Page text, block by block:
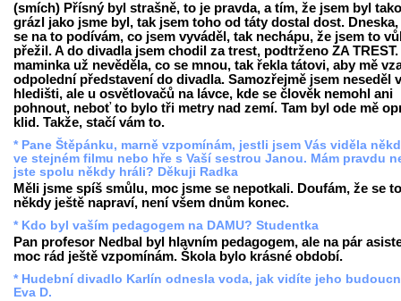
(smích) Přísný byl strašně, to je pravda, a tím, že jsem byl
grázl jako jsme byl, tak jsem toho od táty dostal dost.
se na to podívám, co jsem vyváděl, tak nechápu, že jsem to
přežil. A do divadla jsem chodil za trest, podtrženo ZA
maminka už nevěděla, co se mnou, tak řekla tátovi, aby mě
odpolední představení do divadla. Samozřejmě jsem neseděl v
hledišti, ale u osvětlovačů na lávce, kde se člověk nemohl ani
pohnout, neboť to bylo tři metry nad zemí. Tam byl ode mě
klid. Takže, stačí vám to.
* Pane Štěpánku, marně vzpomínám, jestli jsem Vás viděla
ve stejném filmu nebo hře s Vaší sestrou Janou. Mám pravdu
jste spolu někdy hráli? Děkuji Radka
Měli jsme spíš smůlu, moc jsme se nepotkali. Doufám, že se to
někdy ještě napraví, není všem dnům konec.
* Kdo byl vaším pedagogem na DAMU? Studentka
Pan profesor Nedbal byl hlavním pedagogem, ale na pár
moc rád ještě vzpomínám. Škola bylo krásné období.
* Hudební divadlo Karlín odnesla voda, jak vidíte jeho
Eva D.